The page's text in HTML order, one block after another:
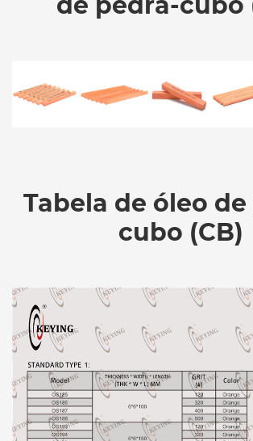
Tabela de óleo
cubo (CB)